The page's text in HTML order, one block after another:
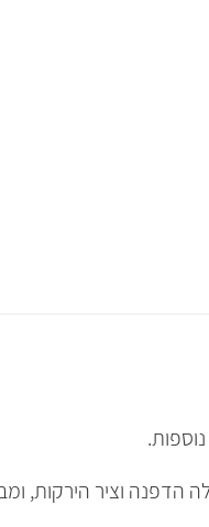
הדפנה וציר הירקות,